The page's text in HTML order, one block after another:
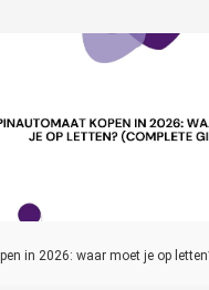
in 2026: waar moet je op